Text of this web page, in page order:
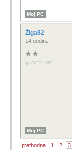
Moj PC
Žiga82
14 godina
OFFLINE
Moj PC
prethodna 1 2 3